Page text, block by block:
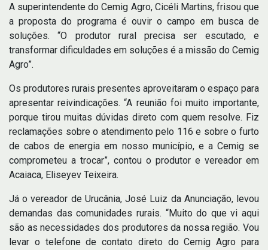
A superintendente do Cemig Agro, Cicéli Martins, frisou que
a proposta do programa é ouvir o campo em busca de
soluções. “O produtor rural precisa ser escutado, e
transformar dificuldades em soluções é a missão do Cemig
Agro”.
Os produtores rurais presentes aproveitaram o espaço para
apresentar reivindicações. “A reunião foi muito importante,
porque tirou muitas dúvidas direto com quem resolve. Fiz
reclamações sobre o atendimento pelo 116 e sobre o furto
de cabos de energia em nosso município, e a Cemig se
comprometeu a trocar”, contou o produtor e vereador em
Acaiaca, Eliseyev Teixeira.
Já o vereador de Urucânia, José Luiz da Anunciação, levou
demandas das comunidades rurais. “Muito do que vi aqui
são as necessidades dos produtores da nossa região. Vou
levar o telefone de contato direto do Cemig Agro para